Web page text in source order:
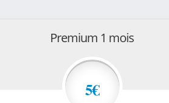
Premium 1 mois
5€